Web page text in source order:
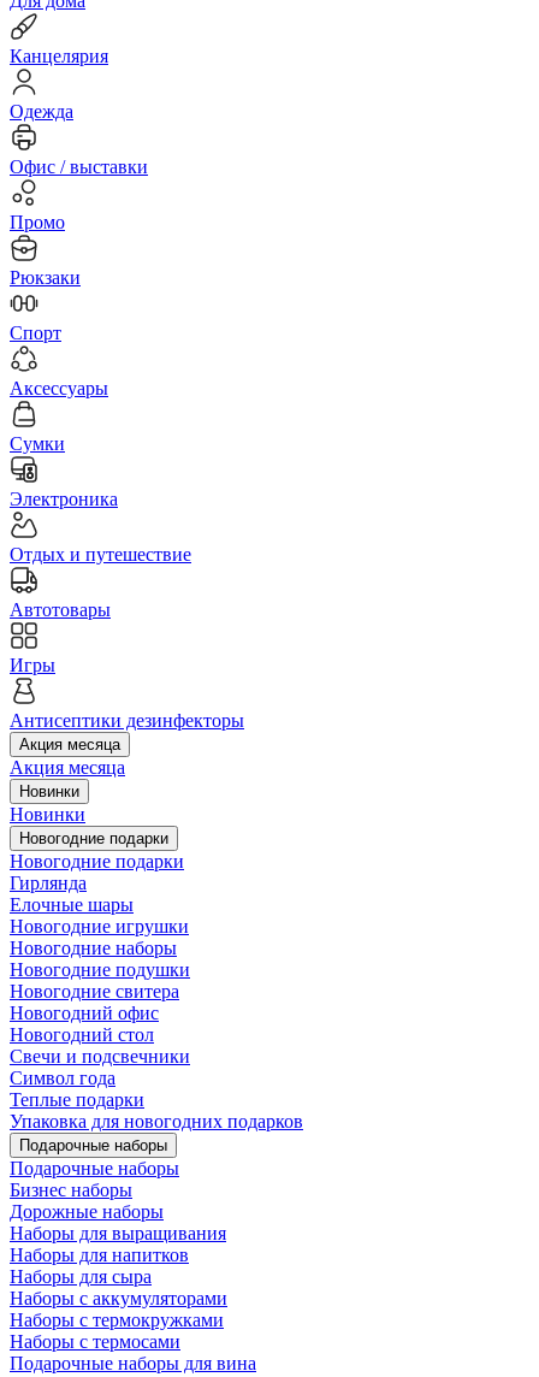
Канцелярия
Одежда
Офис / выставки
Промо
Рюкзаки
Спорт
Аксессуары
Сумки
Электроника
Отдых и путешествие
Автотовары
Игры
Антисептики дезинфекторы
Акция месяца
Акция месяца
Новинки
Новинки
Новогодние подарки
Новогодние подарки
Гирлянда
Елочные шары
Новогодние игрушки
Новогодние наборы
Новогодние подушки
Новогодние свитера
Новогодний офис
Новогодний стол
Свечи и подсвечники
Символ года
Теплые подарки
Упаковка для новогодних подарков
Подарочные наборы
Подарочные наборы
Бизнес наборы
Дорожные наборы
Наборы для выращивания
Наборы для напитков
Наборы для сыра
Наборы с аккумуляторами
Наборы с термокружками
Наборы с термосами
Подарочные наборы для вина